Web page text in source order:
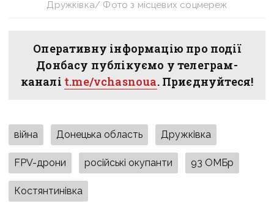
Дружківка/ Фото з місцевих соцмереж
Оперативну інформацію про події
Донбасу публікуємо у телеграм-
каналі t.me/vchasnoua. Приєднуйтеся!
війна Донецька область Дружківка
FPV-дрони російські окупанти 93 ОМБр
Костянтинівка